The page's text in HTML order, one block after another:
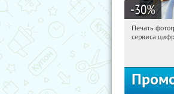
-30%
05:09:43
Печать
сервиса